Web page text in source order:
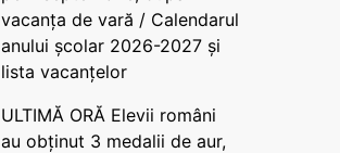
vacanța de vară / Calendarul
anului școlar 2026-2027 și
lista vacanțelor
ULTIMĂ ORĂ Elevii români
au obținut 3 medalii de aur,